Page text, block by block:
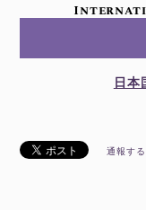
日本
通報する